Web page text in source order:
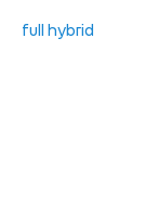
full hybrid